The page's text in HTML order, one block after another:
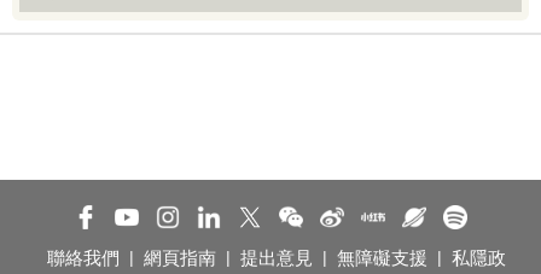
聯絡我們 | 網頁指南 | 提出意見 | 無障礙支援 | 私隱政